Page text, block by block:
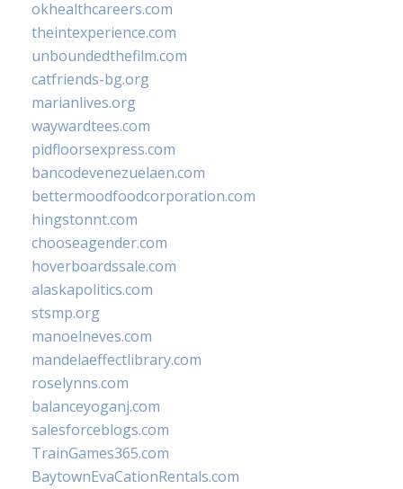
okhealthcareers.com
theintexperience.com
unboundedthefilm.com
catfriends-bg.org
marianlives.org
waywardtees.com
pidfloorsexpress.com
bancodevenezuelaen.com
bettermoodfoodcorporation.com
hingstonnt.com
chooseagender.com
hoverboardssale.com
alaskapolitics.com
stsmp.org
manoelneves.com
mandelaeffectlibrary.com
roselynns.com
balanceyoganj.com
salesforceblogs.com
TrainGames365.com
BaytownEvaCationRentals.com